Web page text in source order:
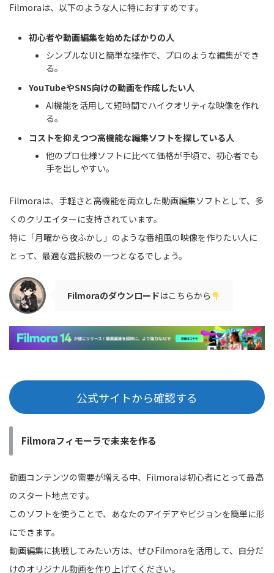
Filmoraは、以下のような人に特におすすめです。
初心者や動画編集を始めたばかりの人
シンプルなUIと簡単な操作で、プロのような編集ができ
る。
YouTubeやSNS向けの動画を作成したい人
AI機能を活用して短時間でハイクオリティな映像を作れ
る。
コストを抑えつつ高機能な編集ソフトを探している人
他のプロ仕様ソフトに比べて価格が手頃で、初心者でも
手を出しやすい。
Filmoraは、手軽さと高機能を両立した動画編集ソフトとして、多
くのクリエイターに支持されています。
特に「月曜から夜ふかし」のような番組風の映像を作りたい人に
とって、最適な選択肢の一つとなるでしょう。
Filmoraのダウンロードはこちらから
公式サイトから確認する
Filmoraフィモーラで未来を作る
動画コンテンツの需要が増える中、Filmoraは初心者にとって最高
のスタート地点です。
このソフトを使うことで、あなたのアイデアやビジョンを簡単に形
にできます。
動画編集に挑戦してみたい方は、ぜひFilmoraを活用して、自分だ
けのオリジナル動画を作り上げてください。